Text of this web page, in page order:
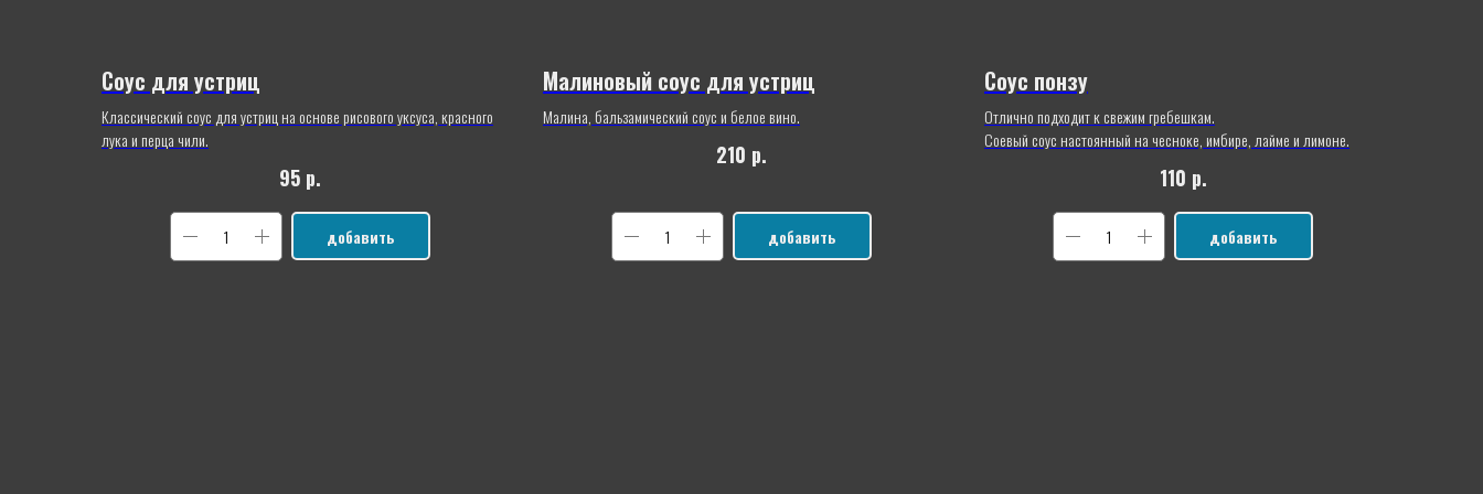
Соус для устриц
Классический соус для устриц на основе рисового уксуса, красного
лука и перца чили.
95 р.
добавить
Малиновый соус для устриц
Малина, бальзамический соус и белое вино.
210 р.
добавить
Соус понзу
Отлично подходит к свежим гребешкам.
Соевый соус настоянный на чесноке, имбире, лайме и лимоне.
110 р.
добавить